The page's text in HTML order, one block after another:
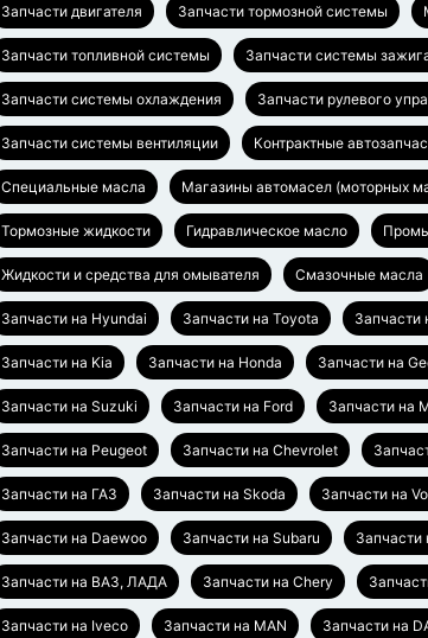
Запчасти двигателя Запчасти тормозной системы
Запчасти топливной системы Запчасти системы
Запчасти системы охлаждения Запчасти рулевого
Запчасти системы вентиляции Контрактные
Специальные масла Магазины автомасел (моторных
Тормозные жидкости Гидравлическое масло
Жидкости и средства для омывателя Смазочные масла
Запчасти на Hyundai Запчасти на Toyota Запчасти
Запчасти на Kia Запчасти на Honda Запчасти на
Запчасти на Suzuki Запчасти на Ford Запчасти на
Запчасти на Peugeot Запчасти на Chevrolet
Запчасти на ГАЗ Запчасти на Skoda Запчасти на
Запчасти на Daewoo Запчасти на Subaru Запчасти
Запчасти на ВАЗ, ЛАДА Запчасти на Chery
Запчасти на Iveco Запчасти на MAN Запчасти на